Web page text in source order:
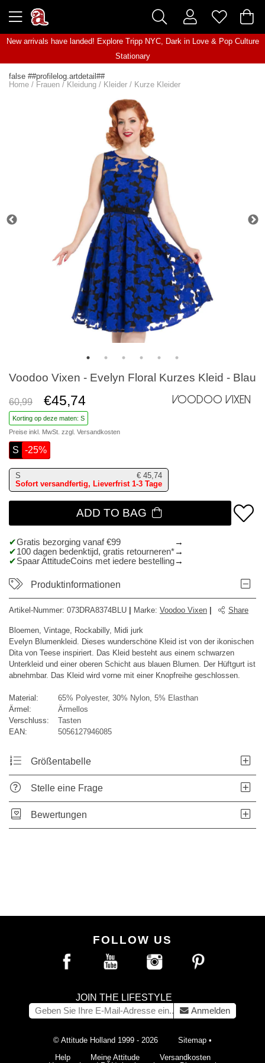
New arrivals have landed! Explore Tripp NYC, Dark in Love& Pop Culture
Stationary
false ##profilelog.artdetail##
Home / Frauen / Kleidung / Kleider / Kurze Kleider
Voodoo Vixen - Evelyn Floral Kurzes Kleid - Blau
60,99 €45,74
Korting op deze maten: S
Preise inkl. MwSt. zzgl. Versandkosten
Voodoo Vixen
S -25%
S € 45,74
Sofort versandfertig, Lieverfrist 1-3 Tage
ADD TO BAG
Gratis bezorging vanaf €99
100 dagen bedenktijd, gratis retourneren*
Spaar AttitudeCoins met iedere bestelling
Produktinformationen
Artikel-Nummer: 073DRA8374BLU Marke: Voodoo Vixen Share
Bloemen, Vintage, Rockabilly, Midi jurk
Evelyn Blumenkleid. Dieses wunderschöne Kleid ist von der ikonischen
Dita von Teese inspiriert. Das Kleid besteht aus einem schwarzen
Unterkleid und einer oberen Schicht aus blauen Blumen. Der Hüftgurt ist
abnehmbar. Das Kleid wird vorne mit einer Knopfreihe geschlossen.
Material:
65% Polyester, 30% Nylon, 5% Elasthan
Ärmel:
Ärmellos
Verschluss:
Tasten
EAN:
5056127946085
Größentabelle
Stelle eine Frage
Bewertungen
FOLLOW US
JOIN THE LIFESTYLE
Anmelden
© Attitude Holland 1999 - 2026 Sitemap •
Help
Meine Attitude
Versandkosten